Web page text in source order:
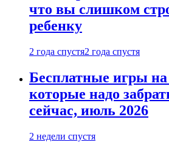
что вы слишком
ребенку
2 года спустя2 года спустя
Бесплатные игры
которые надо
сейчас, июль 2026
2 недели спустя